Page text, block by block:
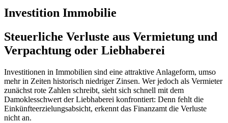
Investition Immobilie
Steuerliche Verluste aus Vermietung und
Verpachtung oder Liebhaberei
Investitionen in Immobilien sind eine attraktive Anlageform, umso
mehr in Zeiten historisch niedriger Zinsen. Wer jedoch als Vermieter
zunächst rote Zahlen schreibt, sieht sich schnell mit dem
Damoklesschwert der Liebhaberei konfrontiert: Denn fehlt die
Einkünfteerzielungsabsicht, erkennt das Finanzamt die Verluste
nicht an.